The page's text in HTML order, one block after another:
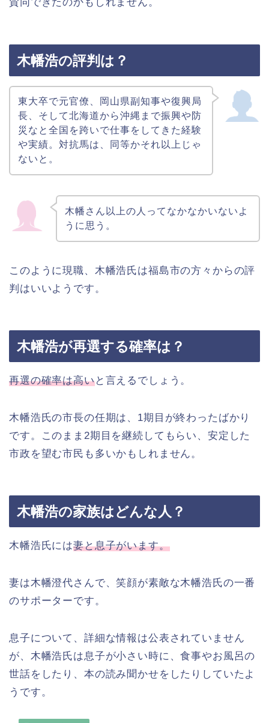
木幡浩の評判は？
東大卒で元官僚、岡山県副知事や復興局
長、そして北海道から沖縄まで振興や防
災なと全国を跨いで仕事をしてきた経験
や実績。対抗馬は、同等かそれ以上じゃ
ないと。
木幡さん以上の人ってなかなかいないよ
うに思う。
このように現職、木幡浩氏は福島市の方々からの評
判はいいようです。
木幡浩が再選する確率は？
再選の確率は高いと言えるでしょう。
木幡浩氏の市長の任期は、1期目が終わったばかり
です。このまま2期目を継続してもらい、安定した
市政を望む市民も多いかもしれません。
木幡浩の家族はどんな人？
木幡浩氏には妻と息子がいます。
妻は木幡澄代さんで、笑顔が素敵な木幡浩氏の一番
のサポーターです。
息子について、詳細な情報は公表されていません
が、木幡浩氏は息子が小さい時に、食事やお風呂の
世話をしたり、本の読み聞かせをしたりしていたよ
うです。